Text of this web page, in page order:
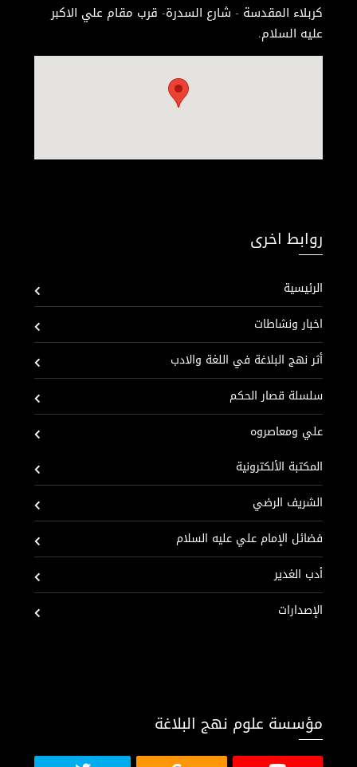
كربلاء المقدسة - شارع السدرة- قرب مقام علي الاكبر
عليه السلام.
روابط اخرى
الرئيسية
اخبار ونشاطات
أثر نهج البلاغة في اللغة والادب
سلسلة قصار الحكم
علي ومعاصروه
المكتبة الألكترونية
الشريف الرضي
فضائل الإمام علي عليه السلام
أدب الغدير
الإصدارات
مؤسسة علوم نهج البلاغة